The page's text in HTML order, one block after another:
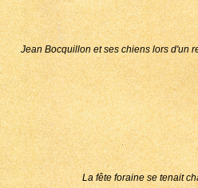
Jean Bocquillon et ses chiens lors d'un
La fête foraine se tenait